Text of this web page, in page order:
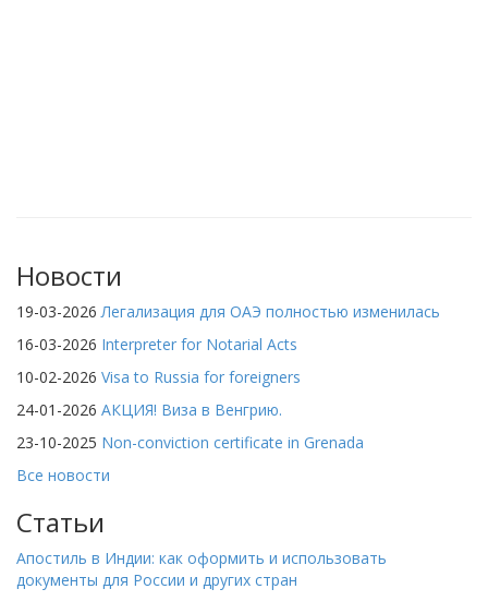
Новости
19-03-2026 Легализация для ОАЭ полностью изменилась
16-03-2026 Interpreter for Notarial Acts
10-02-2026 Visa to Russia for foreigners
24-01-2026 АКЦИЯ! Виза в Венгрию.
23-10-2025 Non-conviction certificate in Grenada
Все новости
Статьи
Апостиль в Индии: как оформить и использовать
документы для России и других стран